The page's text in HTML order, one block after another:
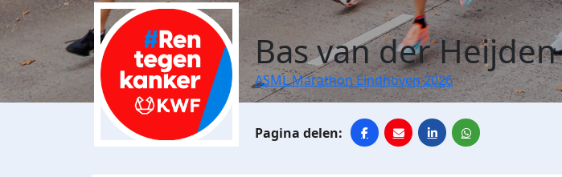
Bas van der Heijden
ASML Marathon Eindhoven 2026